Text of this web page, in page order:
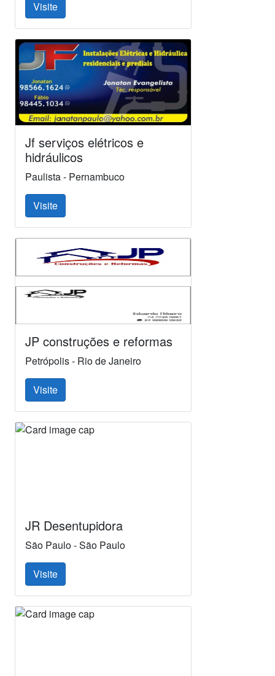
Visite
Jf serviços elétricos e
hidráulicos
Paulista - Pernambuco
Visite
JP construções e reformas
Petrópolis - Rio de Janeiro
Visite
JR Desentupidora
São Paulo - São Paulo
Visite